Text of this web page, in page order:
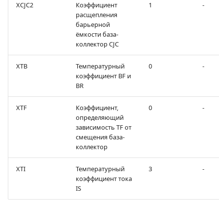
XCJC2
Коэффициент
расщепления
барьерной
ёмкости база-
коллектор CJC
1 -
XTB
Температурный
коэффициент BF и
ВR
0 -
XTF
Коэффициент,
определяющий
зависимость TF от
смещения база-
коллектор
0 -
XTI
Температурный
коэффициент тока
IS
3 -